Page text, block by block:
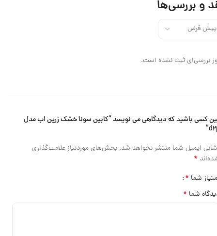
و بررسی‌ها
بررسی‌ای ثبت نشده است.
کسی باشید که دیدگاهی می نویسد “کابین سونا خشک زرین اب مدل
ایمیل شما منتشر نخواهد شد. بخش‌های موردنیاز علامت‌گذاری
*
شما *
شما *